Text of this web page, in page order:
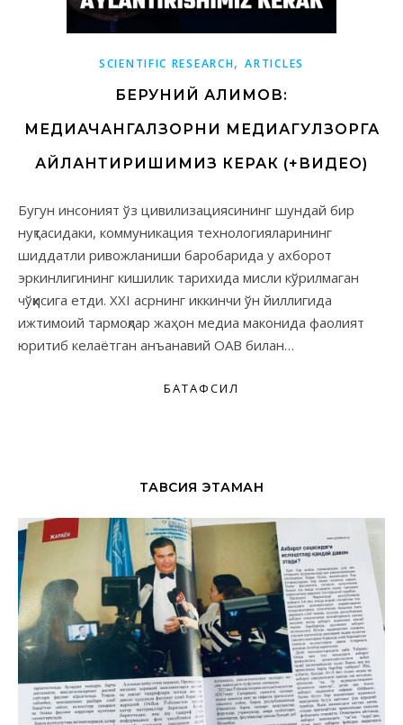
SCIENTIFIC RESEARCH,ARTICLES
БЕРУНИЙ АЛИМОВ:
МЕДИАЧАНГАЛЗОРНИ МЕДИАГУЛЗОРГА
АЙЛАНТИРИШИМИЗ КЕРАК (+ВИДЕО)
Бугун инсоният ўз цивилизациясининг шундай бир
нуқтасидаки, коммуникация технологияларининг
шиддатли ривожланиши баробарида у ахборот
эркинлигининг кишилик тарихида мисли кўрилмаган
чўққисига етди. XXI асрнинг иккинчи ўн йиллигида
ижтимоий тармоқлар жаҳон медиа маконида фаолият
юритиб келаётган анъанавий ОАВ билан…
БАТАФСИЛ
ТАВСИЯ ЭТАМАН